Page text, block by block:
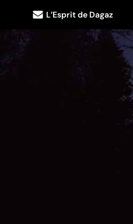
L’Esprit de Dagaz